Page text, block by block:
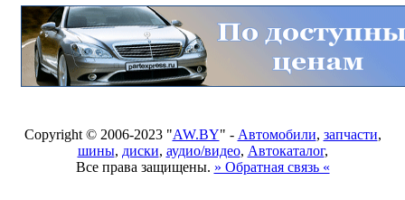
Copyright © 2006-2023 "AW.BY" - Автомобили, запчасти,
шины, диски, аудио/видео, Автокаталог,
Все права защищены. » Обратная связь «